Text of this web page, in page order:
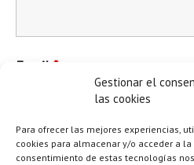
Gestionar el
las cookies
Para ofrecer las mejores experiencias,
cookies para almacenar y/o acceder a
consentimiento de estas tecnologías
Email *
Teléfono*